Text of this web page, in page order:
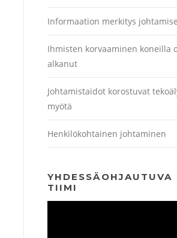
Informaation merkitys
Ihmisten korvaaminen koneilla
alkanut
Johtamistaidot korostuvat
myötä
Henkilökohtainen johtaminen
YHDESSÄOHJAUTUVA
TIIMI